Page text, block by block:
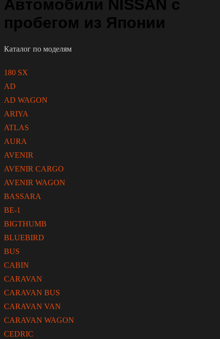
Автомобили NISSAN с
пробегом из Японии
Каталог по моделям
180 SX
AD
AD WAGON
ARIYA
ATLAS
AURA
AVENIR
AVENIR CARGO
AVENIR WAGON
BASSARA
BE-1
BIGTHUMB
BLUEBIRD
BUS
CABIN
CARAVAN
CARAVAN BUS
CARAVAN VAN
CARAVAN WAGON
CEDRIC